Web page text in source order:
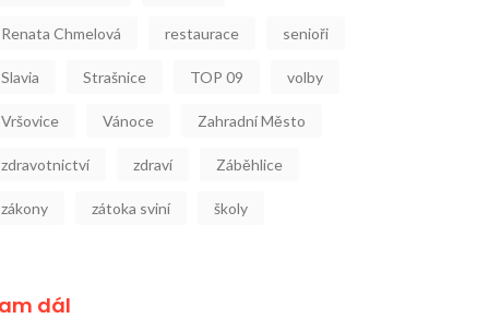
Renata Chmelová restaurace senioři
Slavia Strašnice TOP 09 volby
Vršovice Vánoce Zahradní Město
zdravotnictví zdraví Záběhlice
zákony zátoka sviní školy
dál